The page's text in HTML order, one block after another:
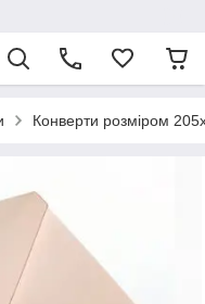
Конверти розміром